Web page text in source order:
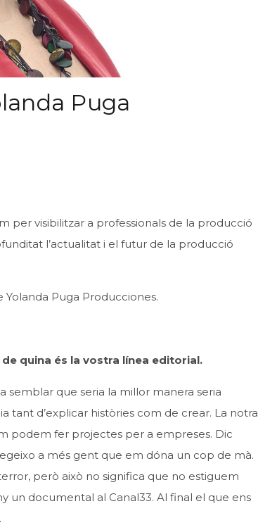
Puga
per visibilitzar a professionals de la producció
l’actualitat i el futur de la producció
Yolanda Puga Producciones.
quina és la vostra línea editorial.
semblar que seria la millor manera seria
tant d’explicar històries com de crear. La notra
podem fer projectes per a empreses. Dic
a més gent que em dóna un cop de mà.
però això no significa que no estiguem
un documental al Canal33. Al final el que ens